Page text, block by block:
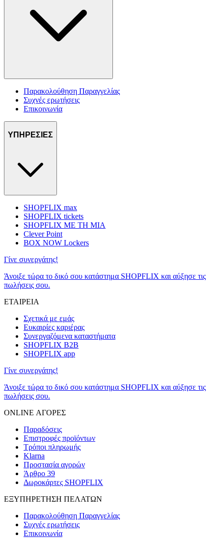
Παρακολούθηση Παραγγελίας
Συχνές ερωτήσεις
Επικοινωνία
ΥΠΗΡΕΣΙΕΣ
SHOPFLIX max
SHOPFLIX tickets
SHOPFLIX ΜΕ ΤΗ ΜΙΑ
Clever Point
BOX NOW Lockers
Γίνε συνεργάτης!
Άνοιξε τώρα το δικό σου κατάστημα SHOPFLIX και αύξησε τις
πωλήσεις σου.
ΕΤΑΙΡΕΙΑ
Σχετικά με εμάς
Ευκαιρίες καριέρας
Συνεργαζόμενα καταστήματα
SHOPFLIX B2B
SHOPFLIX app
Γίνε συνεργάτης!
Άνοιξε τώρα το δικό σου κατάστημα SHOPFLIX και αύξησε τις
πωλήσεις σου.
ONLINE ΑΓΟΡΕΣ
Παραδόσεις
Επιστροφές προϊόντων
Τρόποι πληρωμής
Klarna
Προστασία αγορών
Άρθρο 39
Δωροκάρτες SHOPFLIX
ΕΞΥΠΗΡΕΤΗΣΗ ΠΕΛΑΤΩΝ
Παρακολούθηση Παραγγελίας
Συχνές ερωτήσεις
Επικοινωνία